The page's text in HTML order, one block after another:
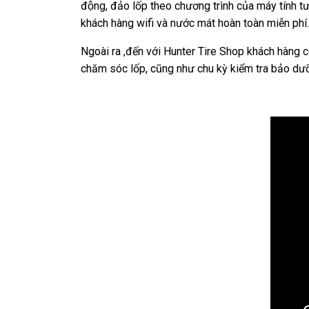
động, đảo lốp theo chương trình của máy tính
khách hàng wifi và nước mát hoàn toàn miễn phí.
Ngoài ra ,đến với Hunter Tire Shop khách
chăm sóc lốp, cũng như chu kỳ kiểm tra bảo